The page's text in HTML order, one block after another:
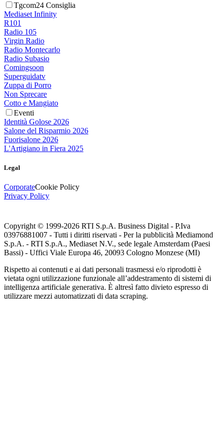
Tgcom24 Consiglia
Mediaset Infinity
R101
Radio 105
Virgin Radio
Radio Montecarlo
Radio Subasio
Comingsoon
Superguidatv
Zuppa di Porro
Non Sprecare
Cotto e Mangiato
Eventi
Identità Golose 2026
Salone del Risparmio 2026
Fuorisalone 2026
L'Artigiano in Fiera 2025
Legal
CorporateCookie Policy
Privacy Policy
Copyright © 1999-2026 RTI S.p.A. Business Digital - P.Iva
03976881007 - Tutti i diritti riservati - Per la pubblicità Mediamond
S.p.A. - RTI S.p.A., Mediaset N.V., sede legale Amsterdam (Paesi
Bassi) - Uffici Viale Europa 46, 20093 Cologno Monzese (MI)
Rispetto ai contenuti e ai dati personali trasmessi e/o riprodotti è
vietata ogni utilizzazione funzionale all’addestramento di sistemi di
intelligenza artificiale generativa. È altresì fatto divieto espresso di
utilizzare mezzi automatizzati di data scraping.